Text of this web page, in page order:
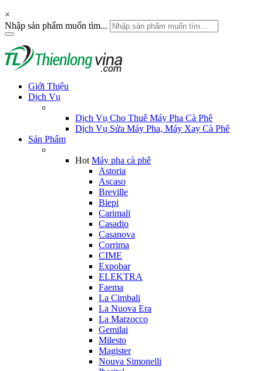
×
Nhập sản phẩm muốn tìm...
Giới Thiệu
Dịch Vụ
Dịch Vụ Cho Thuê Máy Pha Cà Phê
Dịch Vụ Sửa Máy Pha, Máy Xay Cà Phê
Sản Phẩm
Hot Máy pha cà phê
Astoria
Ascaso
Breville
Biepi
Carimali
Casadio
Casanova
Corrima
CIME
Expobar
ELEKTRA
Faema
La Cimbali
La Nuova Era
La Marzocco
Gemilai
Milesto
Magister
Nouva Simonelli